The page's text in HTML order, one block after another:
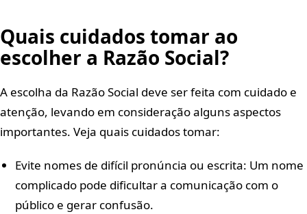
Quais cuidados tomar ao
escolher a Razão Social?
A escolha da Razão Social deve ser feita com cuidado e
atenção, levando em consideração alguns aspectos
importantes. Veja quais cuidados tomar:
Evite nomes de difícil pronúncia ou escrita: Um nome
complicado pode dificultar a comunicação com o
público e gerar confusão.